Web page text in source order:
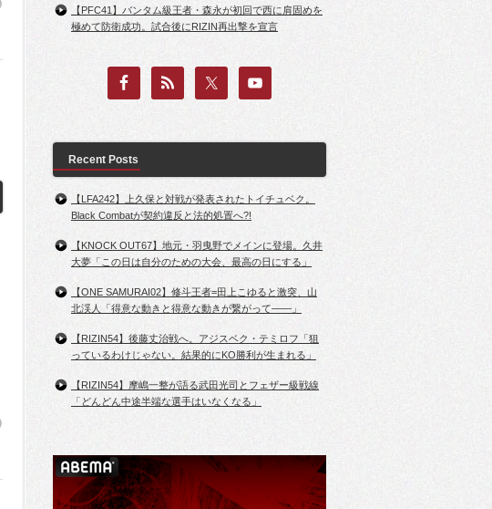
【PFC41】バンタム級王者・森永が初回で西に肩固めを
極めて防衛成功。試合後にRIZIN再出撃を宣言
Recent Posts
【LFA242】上久保と対戦が発表されたトイチュベク。
Black Combatが契約違反と法的処置へ?!
【KNOCK OUT67】地元・羽曳野でメインに登場。久井
大夢「この日は自分のための大会、最高の日にする」
【ONE SAMURAI02】修斗王者=田上こゆると激突、山
北渓人「得意な動きと得意な動きが繋がって――」
【RIZIN54】後藤丈治戦へ。アジスベク・テミロフ「狙
っているわけじゃない。結果的にKO勝利が生まれる」
【RIZIN54】摩嶋一整が語る武田光司とフェザー級戦線
「どんどん中途半端な選手はいなくなる」